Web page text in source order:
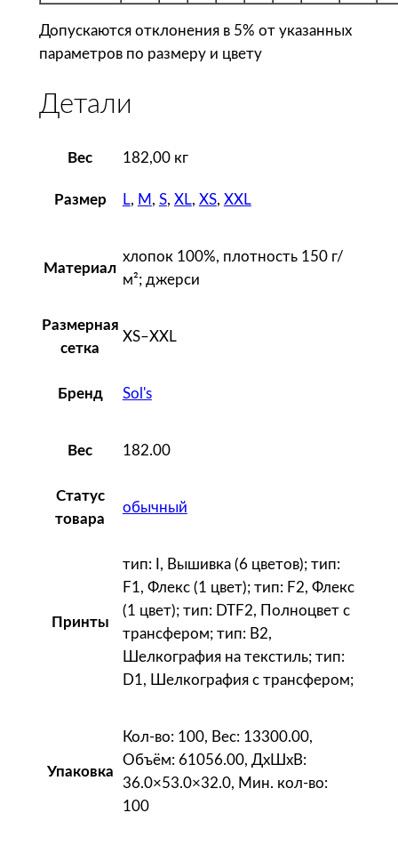
Допускаются отклонения в 5% от указанных
параметров по размеру и цвету
Детали
Вес 182,00 кг
Размер L, M , S, XL, XS, XXL
Материал
хлопок 100%, плотность 150 г/
м²; джерси
Размерная
сетка
XS–XXL
Бренд Sol's
Вес 182.00
Статус
товара
обычный
Принты
тип: I, Вышивка (6 цветов); тип:
F1, Флекс (1 цвет); тип: F2, Флекс
(1 цвет); тип: DTF2, Полноцвет с
трансфером; тип: B2,
Шелкография на текстиль; тип:
D1, Шелкография с трансфером;
Упаковка
Кол-во: 100, Вес: 13300.00,
Объём: 61056.00, ДxШxВ:
36.0×53.0×32.0, Мин. кол-во:
100